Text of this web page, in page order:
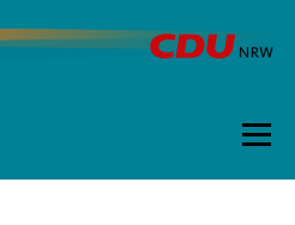
Menü